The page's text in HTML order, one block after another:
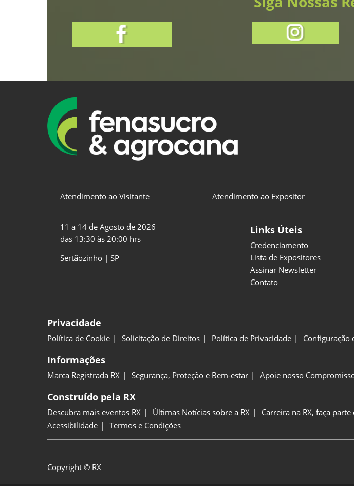
Atendimento ao Visitante Atendimento ao Expositor
11 a 14 de Agosto de 2026
das 13:30 às 20:00 hrs
Sertãozinho | SP
Links Úteis
Credenciamento
Lista de Expositores
Assinar Newsletter
Contato
Privacidade
Política de Cookie Solicitação de Direitos Política de Privacidade Configuração
Informações
Marca Registrada RX Segurança, Proteção e Bem-estar Apoie nosso
Construído pela RX
Descubra mais eventos RX Últimas Notícias sobre a RX Carreira na RX, faça
Acessibilidade
Termos e Condições
Copyright © RX